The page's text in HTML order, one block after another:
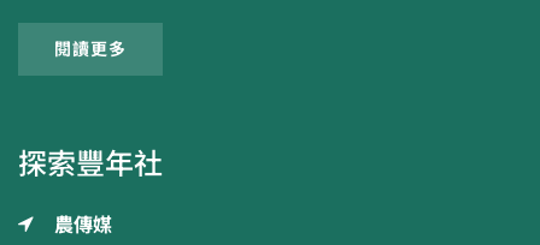
閱讀更多
探索豐年社
農傳媒